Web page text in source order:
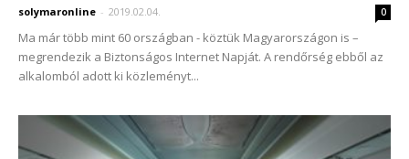
solymaronline - 2019.02.04. 0
Ma már több mint 60 országban - köztük Magyarországon is –
megrendezik a Biztonságos Internet Napját. A rendőrség ebből az
alkalomból adott ki közleményt...